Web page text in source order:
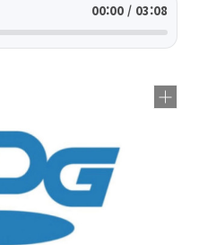
00:00 / 03:08